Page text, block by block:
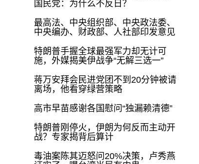
国民党：为什么不反日？
最高法、中央组织部、中央政法委、
中央编办、财政部、人社部印发意见
特朗普手握全球最强军力却无计可
施，外媒揭美伊战争“无解三选一”
蒋万安拜会民进党团不到20分钟被请
离场，他看穿绿营策略
高市早苗感谢各国慰问“独漏赖清德”
特朗普刚停火，伊朗为何反而主动开
战？专家揭背后算计
毒油案陈其迈怒问20%决策，卢秀燕